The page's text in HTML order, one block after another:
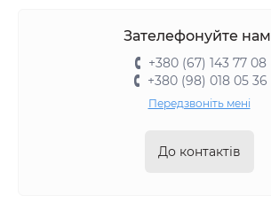
Зателефонуйте
+380 (67) 143 77 08
+380 (98) 018 05 36
Передзвоніть мені
До контактів